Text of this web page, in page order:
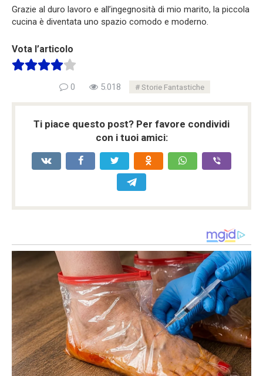
Grazie al duro lavoro e all’ingegnosità di mio marito, la piccola
cucina è diventata uno spazio comodo e moderno.
Vota l’articolo
0 5.018 Storie Fantastiche
Ti piace questo post? Per favore condividi
con i tuoi amici: